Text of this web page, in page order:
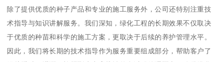
除了提供优质的种子产品和专业的施工服务外，公司还特别注重技
术指导与知识讲解服务。我们深知，绿化工程的长期效果不仅取决
于优质的种苗和科学的施工方案，更取决于后续的养护管理水平。
因此，我们将长期的技术指导作为服务重要组成部分，帮助客户了